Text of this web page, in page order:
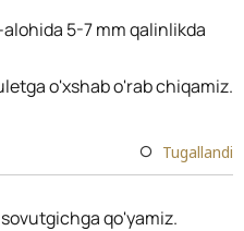
5-7 mm qalinlikda
o'xshab o'rab chiqamiz.
Tugallandi
qo'yamiz.